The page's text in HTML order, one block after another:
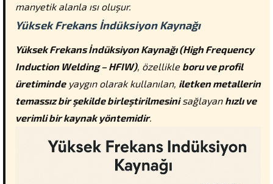
manyetik alanla ısı oluşur.
Yüksek Frekans İndüksiyon Kaynağı
Yüksek Frekans İndüksiyon Kaynağı (High Frequency
Induction Welding – HFIW), özellikle boru ve profil
üretimindeyaygın olarak kullanılan, iletken metallerin
temassız bir şekilde birleştirilmesinisağlayan hızlı ve
verimli bir kaynak yöntemidir.